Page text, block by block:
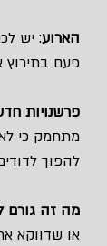
הארוע: יש
פעם
פרשנויות
מתחמק כי
להפוך
מה זה גורם
או שדווקא